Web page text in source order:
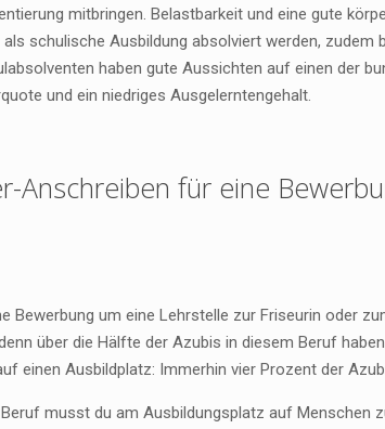
mitbringen. Belastbarkeit und eine gute
als schulische Ausbildung absolviert werden,
haben gute Aussichten auf einen der
und ein niedriges Ausgelerntengehalt.
Anschreiben für eine
Bewerbung um eine Lehrstelle zur Friseurin oder
über die Hälfte der Azubis in diesem Beruf
einen Ausbildplatz: Immerhin vier Prozent der
musst du am Ausbildungsplatz auf Menschen